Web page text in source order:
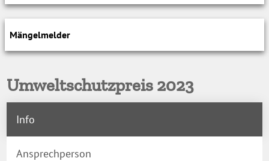
Mängelmelder
Umweltschutzpreis 2023
Info
Ansprechperson